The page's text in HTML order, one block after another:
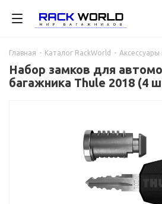
Главная - Каталог RackWorld - Аксессуары
Набор замков для
багажника Thule 2018 (4